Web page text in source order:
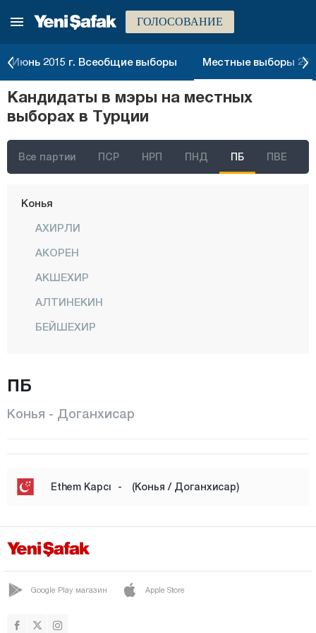
ГОЛОСОВАНИЕ
Июнь 2015 г. Всеобщие выборы Местные выборы
Кандидаты в мэры на местных
выборах в Турции
Все партии ПСР НРП ПНД ПБ ПВЕ
Кастамону
Кырыккале
Кыркларэли
Коджаэли
Конья
АХИРЛИ
АКОРЕН
АКШЕХИР
АЛТИНЕКИН
БЕЙШЕХИР
ЧУМРА
ЭМИРГАЗИ
ЭРЕГЛИ
ХАЛКАПЫНАР
ПБ
Конья - Доганхисар
Ethem Kapcı - (Конья / Доганхисар)
Google Play магазин Apple Store